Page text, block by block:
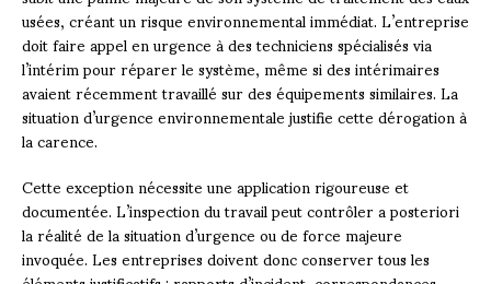
usées, créant un risque environnemental immédiat. L’entreprise
doit faire appel en urgence à des techniciens spécialisés via
l’intérim pour réparer le système, même si des intérimaires
avaient récemment travaillé sur des équipements similaires. La
situation d’urgence environnementale justifie cette dérogation à
la carence.
Cette exception nécessite une application rigoureuse et
documentée. L’inspection du travail peut contrôler a posteriori
la réalité de la situation d’urgence ou de force majeure
invoquée. Les entreprises doivent donc conserver tous les